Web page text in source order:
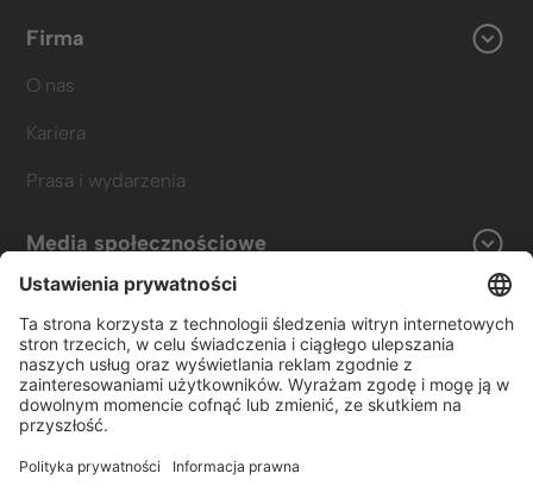
Firma
O nas
Kariera
Prasa i wydarzenia
Media społecznościowe
LinkedIn
Instagram
Skontaktuj się z nami